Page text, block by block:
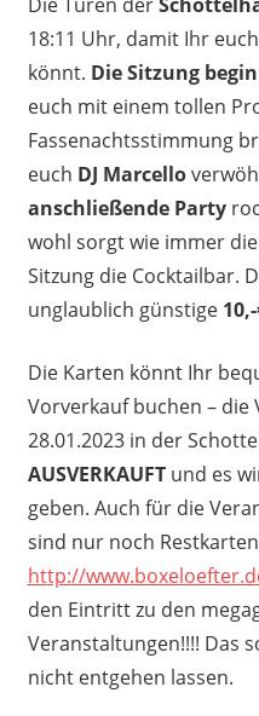
18:11 Uhr, damit Ihr
könnt. DieSitzung
euch mit einem tollen
Fassenachtsstimmung
euch DJ Marcello
anschließende Party
wohl sorgt wie immer
Sitzung die Cocktailbar.
unglaublich günstige
Die Karten könnt Ihr
Vorverkauf buchen – die
28.01.2023 in der
AUSVERKAUFTund es
geben. Auch für die
sind nur noch
http://
den Eintritt zu den
Veranstaltungen!!!! Das
nicht entgehen lassen.